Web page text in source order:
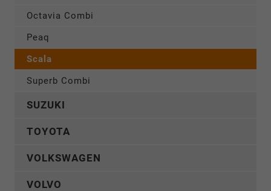
Octavia Combi
Peaq
Scala
Superb Combi
SUZUKI
TOYOTA
VOLKSWAGEN
VOLVO